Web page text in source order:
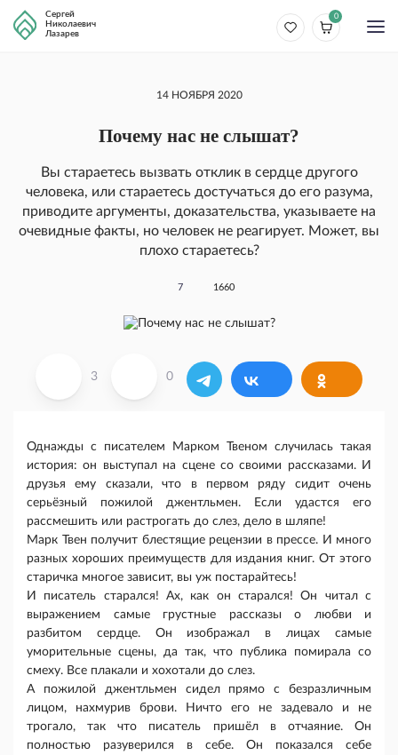
Сергей
Николаевич
Лазарев
0
14 НОЯБРЯ 2020
Почему нас не слышат?
Вы стараетесь вызвать отклик в сердце другого
человека, или стараетесь достучаться до его разума,
приводите аргументы, доказательства, указываете на
очевидные факты, но человек не реагирует. Может, вы
плохо стараетесь?
7 1660
3 0
Однажды с писателем Марком Твеном случилась такая
история: он выступал на сцене со своими рассказами. И
друзья ему сказали, что в первом ряду сидит очень
серьёзный пожилой джентльмен. Если удастся его
рассмешить или растрогать до слез, дело в шляпе!
Марк Твен получит блестящие рецензии в прессе. И много
разных хороших преимуществ для издания книг. От этого
старичка многое зависит, вы уж постарайтесь!
И писатель старался! Ах, как он старался! Он читал с
выражением самые грустные рассказы о любви и
разбитом сердце. Он изображал в лицах самые
уморительные сцены, да так, что публика помирала со
смеху. Все плакали и хохотали до слез.
А пожилой джентльмен сидел прямо с безразличным
лицом, нахмурив брови. Ничто его не задевало и не
трогало, так что писатель пришёл в отчаяние. Он
полностью разуверился в себе. Он показался себе